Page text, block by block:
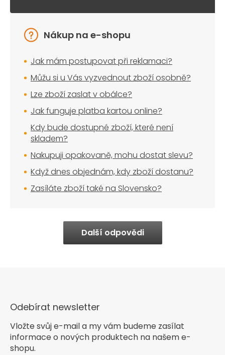
Nákup na e-shopu
Jak mám postupovat při reklamaci?
Můžu si u Vás vyzvednout zboží osobně?
Lze zboží zaslat v obálce?
Jak funguje platba kartou online?
Kdy bude dostupné zboží, které není
skladem?
Nakupuji opakovaně, mohu dostat slevu?
Když dnes objednám, kdy zboží dostanu?
Zasíláte zboží také na Slovensko?
Další odpovědi
Odebírat newsletter
Vložte svůj e-mail a my vám budeme zasílat
informace o nových produktech na našem e-
shopu.